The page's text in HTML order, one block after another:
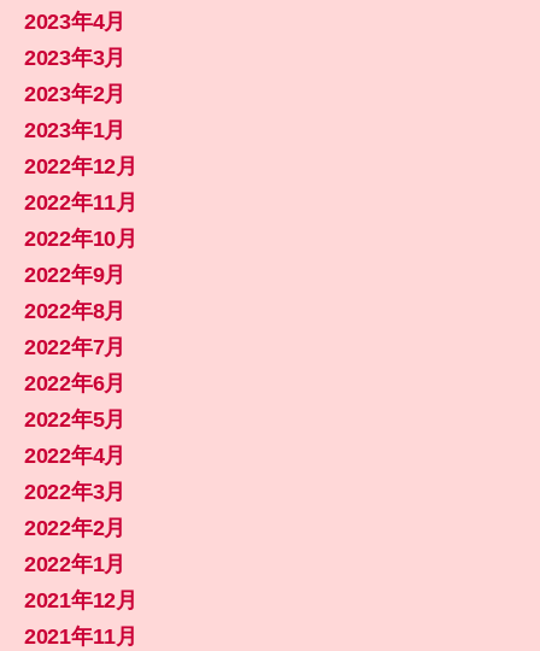
2023年4月
2023年3月
2023年2月
2023年1月
2022年12月
2022年11月
2022年10月
2022年9月
2022年8月
2022年7月
2022年6月
2022年5月
2022年4月
2022年3月
2022年2月
2022年1月
2021年12月
2021年11月